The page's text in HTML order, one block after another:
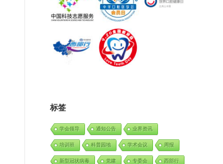
标签
学会领导 通知公告 业界资讯
培训班 科普园地 学术会议 周报
新型冠状病毒 党建 专委会 西部行